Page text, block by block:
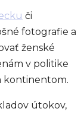
či
fotografie a
ženské
v politike
kontinentom.
útokov,